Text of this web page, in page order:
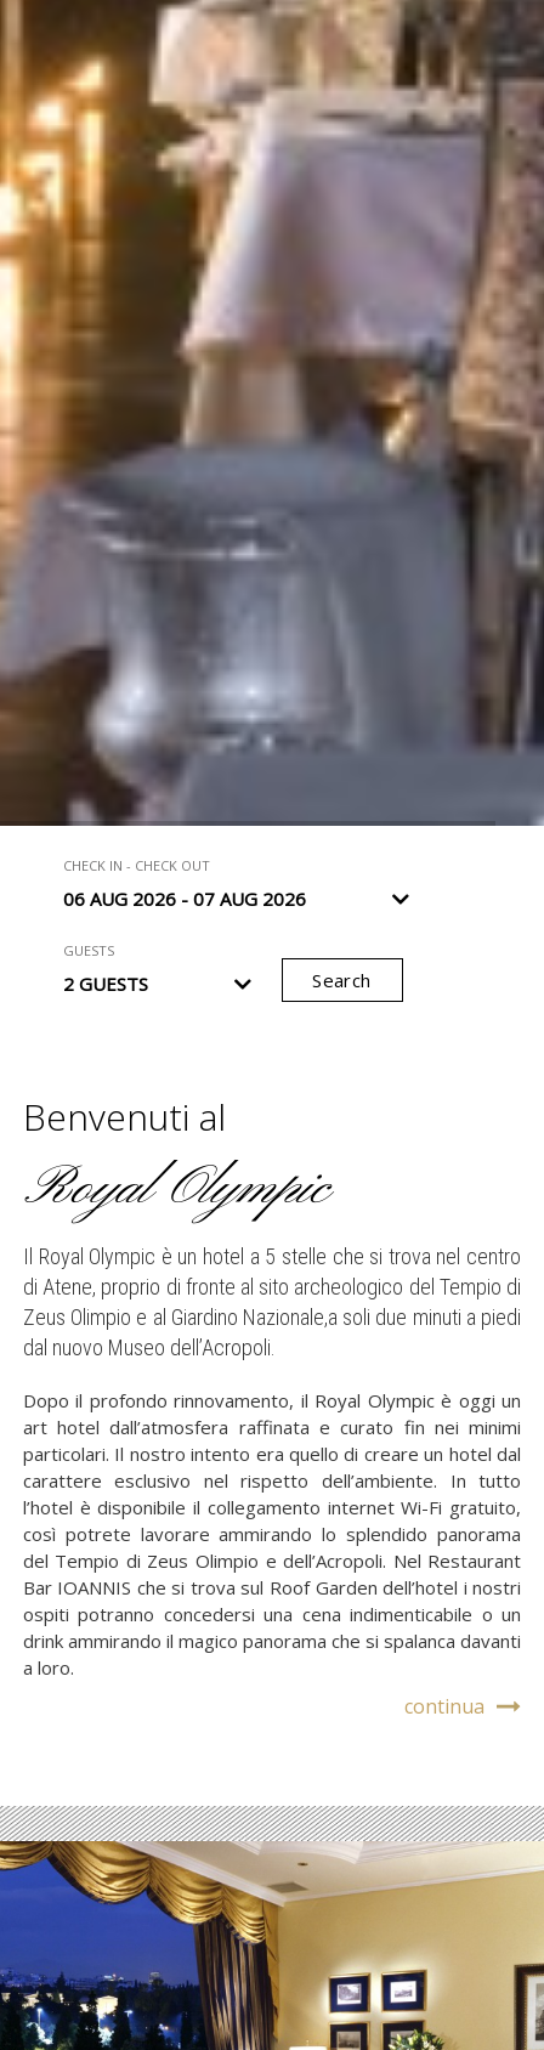
CHECK IN - CHECK OUT
GUESTS
Search
Benvenuti al
Royal Olympic
Il Royal Olympic è un hotel a 5 stelle che si trova nel centro
di Atene, proprio di fronte al sito archeologico del Tempio di
Zeus Olimpio e al Giardino Nazionale,a soli due minuti a piedi
dal nuovo Museo dell’Acropoli.
Dopo il profondo rinnovamento, il Royal Olympic è oggi un
art hotel dall’atmosfera raffinata e curato fin nei minimi
particolari. Il nostro intento era quello di creare un hotel dal
carattere esclusivo nel rispetto dell’ambiente. Ιn tutto
l’hotel è disponibile il collegamento internet Wi-Fi gratuito,
così potrete lavorare ammirando lo splendido panorama
del Tempio di Zeus Olimpio e dell’Acropoli. Nel Restaurant
Bar IOANNIS che si trova sul Roof Garden dell’hotel i nostri
ospiti potranno concedersi una cena indimenticabile o un
drink ammirando il magico panorama che si spalanca davanti
a loro.
continua